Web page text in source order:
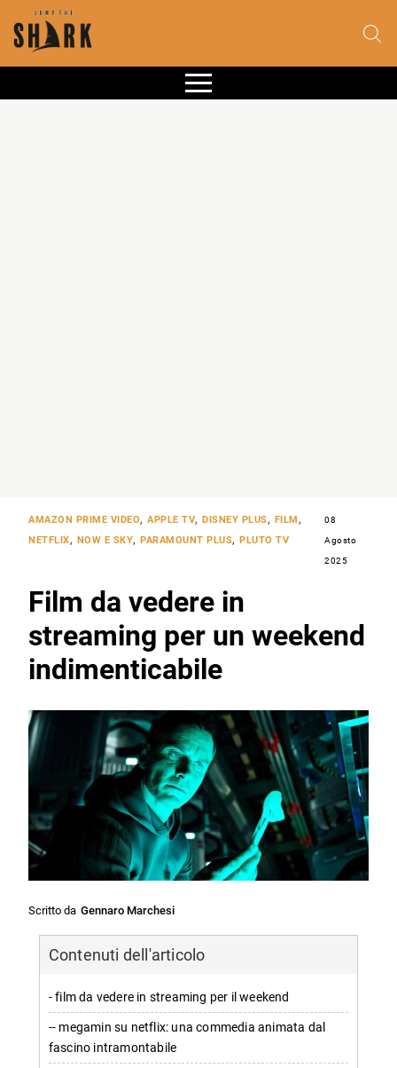
AMAZON PRIME VIDEO,APPLE TV, DISNEY PLUS, FILM ,
NETFLIX, NOW E SKY, PARAMOUNT PLUS, PLUTO TV
08
Agosto
2025
Film da vedere in
streaming per un weekend
indimenticabile
Scritto da Gennaro Marchesi
Contenuti dell'articolo
- film da vedere in streaming per il weekend
-- megamin su netflix: una commedia animata dal
fascino intramontabile